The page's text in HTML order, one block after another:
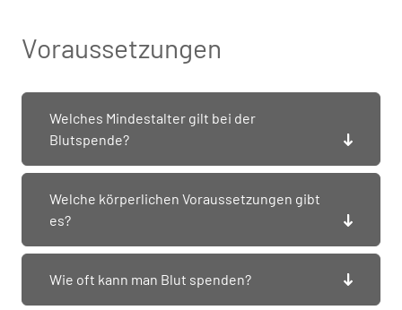
Voraussetzungen
Welches Mindestalter gilt bei der
Blutspende?
Welche körperlichen Voraussetzungen gibt
es?
Wie oft kann man Blut spenden?